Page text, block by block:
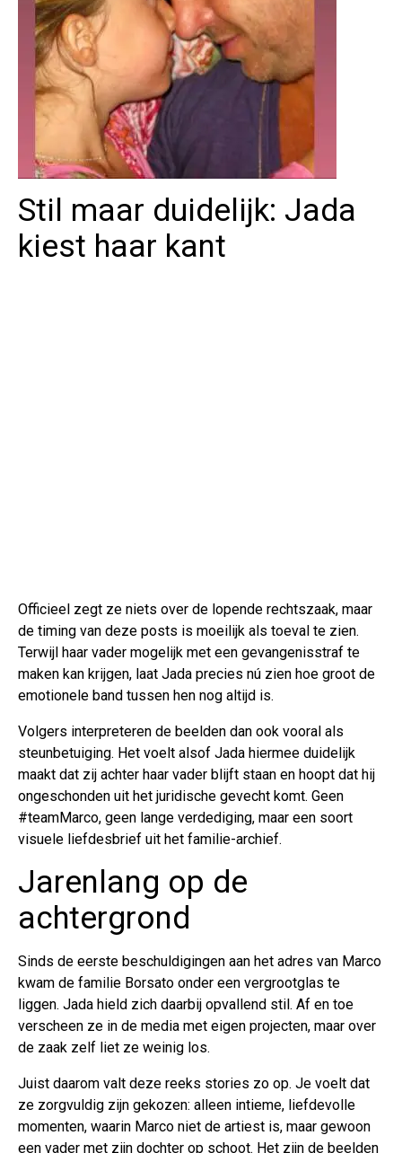
Stil maar duidelijk: Jada
kiest haar kant
Officieel zegt ze niets over de lopende rechtszaak, maar
de timing van deze posts is moeilijk als toeval te zien.
Terwijl haar vader mogelijk met een gevangenisstraf te
maken kan krijgen, laat Jada precies nú zien hoe groot de
emotionele band tussen hen nog altijd is.
Volgers interpreteren de beelden dan ook vooral als
steunbetuiging. Het voelt alsof Jada hiermee duidelijk
maakt dat zij achter haar vader blijft staan en hoopt dat hij
ongeschonden uit het juridische gevecht komt. Geen
#teamMarco, geen lange verdediging, maar een soort
visuele liefdesbrief uit het familie-archief.
Jarenlang op de
achtergrond
Sinds de eerste beschuldigingen aan het adres van Marco
kwam de familie Borsato onder een vergrootglas te
liggen. Jada hield zich daarbij opvallend stil. Af en toe
verscheen ze in de media met eigen projecten, maar over
de zaak zelf liet ze weinig los.
Juist daarom valt deze reeks stories zo op. Je voelt dat
ze zorgvuldig zijn gekozen: alleen intieme, liefdevolle
momenten, waarin Marco niet de artiest is, maar gewoon
een vader met zijn dochter op schoot. Het zijn de beelden